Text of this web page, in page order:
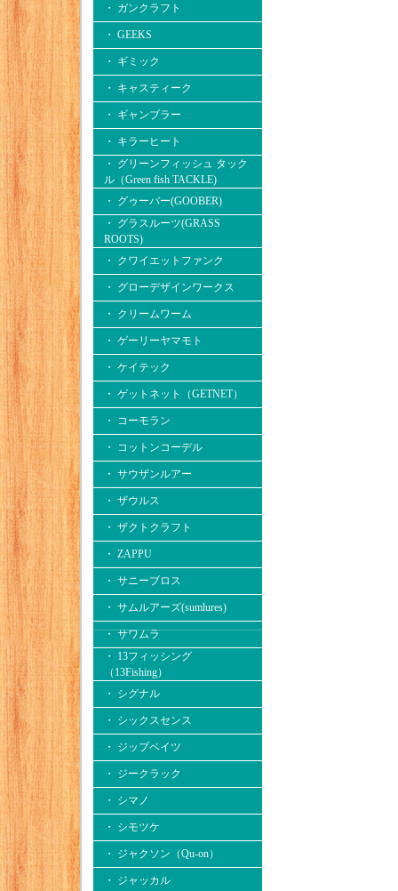
・ ガンクラフト
・ GEEKS
・ ギミック
・ キャスティーク
・ ギャンブラー
・ キラーヒート
・ グリーンフィッシュ タック
ル（Green fish TACKLE)
・ グゥーバー(GOOBER)
・ グラスルーツ(GRASS
ROOTS)
・ クワイエットファンク
・ グローデザインワークス
・ クリームワーム
・ ゲーリーヤマモト
・ ケイテック
・ ゲットネット（GETNET）
・ コーモラン
・ コットンコーデル
・ サウザンルアー
・ ザウルス
・ ザクトクラフト
・ ZAPPU
・ サニーブロス
・ サムルアーズ(sumlures)
・ サワムラ
・ 13フィッシング
（13Fishing）
・ シグナル
・ シックスセンス
・ ジップベイツ
・ ジークラック
・ シマノ
・ シモツケ
・ ジャクソン（Qu-on）
・ ジャッカル